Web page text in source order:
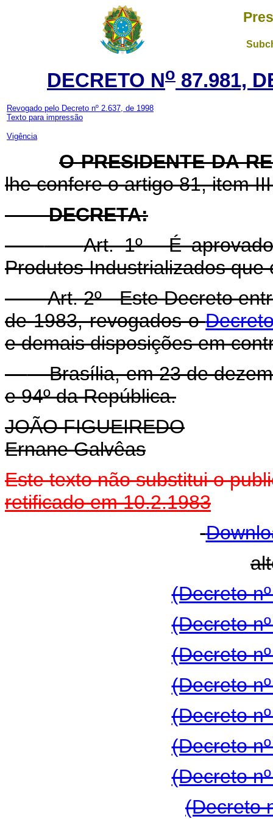
DECRETO No 87.981,
Revogado pelo Decreto nº 2.637, de 1998
Texto para impressão
Vigência
O PRESIDENTE DA
lhe confere o artigo 81, item
DECRETA:
Art. 1º - É
Produtos Industrializados que
Art. 2º - Este Decreto
de 1983, revogados o
e demais disposições em
Brasília, em 23 de
e 94º da República.
JOÃO FIGUEIREDO
Ernane Galvêas
Este texto não substitui o
retificado em 10.2.1983
(Decreto
(Decreto
(Decreto
(Decreto
(Decreto
(Decreto
(Decreto
(Decreto